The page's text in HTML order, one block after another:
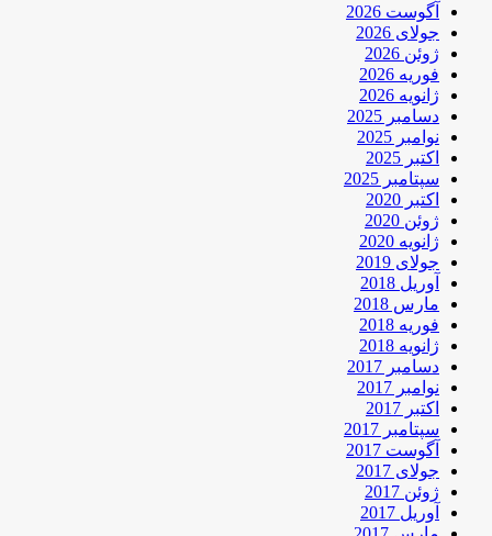
آگوست 2026
جولای 2026
ژوئن 2026
فوریه 2026
ژانویه 2026
دسامبر 2025
نوامبر 2025
اکتبر 2025
سپتامبر 2025
اکتبر 2020
ژوئن 2020
ژانویه 2020
جولای 2019
آوریل 2018
مارس 2018
فوریه 2018
ژانویه 2018
دسامبر 2017
نوامبر 2017
اکتبر 2017
سپتامبر 2017
آگوست 2017
جولای 2017
ژوئن 2017
آوریل 2017